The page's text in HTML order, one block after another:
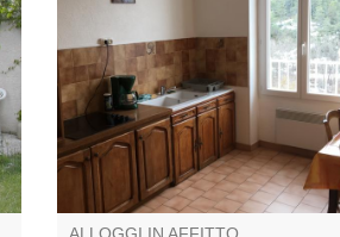
comfort, si trova in una casa di
paese. È adiacente ad altri due
gîtes, il che lo rende ideale per
riunioni di famiglia o di amici.
ALLOGGI IN AFFITTO